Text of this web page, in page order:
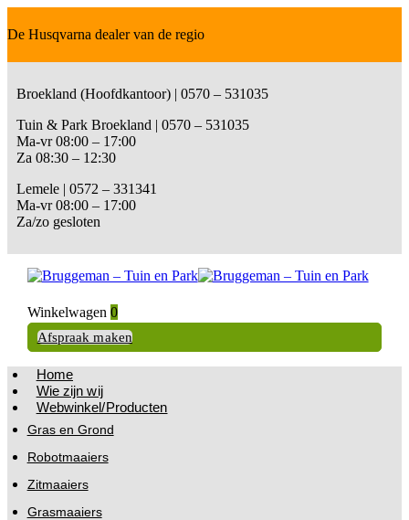
De Husqvarna dealer van de regio
Broekland (Hoofdkantoor) | 0570 – 531035
Tuin & Park Broekland | 0570 – 531035
Ma-vr 08:00 – 17:00
Za 08:30 – 12:30
Lemele | 0572 – 331341
Ma-vr 08:00 – 17:00
Za/zo gesloten
Winkelwagen 0
Afspraak maken
Home
Wie zijn wij
Webwinkel/Producten
Gras en Grond
Robotmaaiers
Zitmaaiers
Grasmaaiers